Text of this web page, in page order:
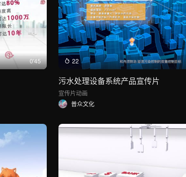
0'45 22
污水处理设备系统产品宣传片
宣传片动画
普众文化